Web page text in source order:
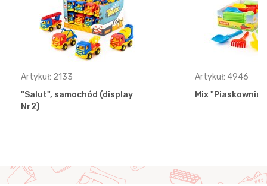
Artykuł: 2133
"Salut", samochód (display
Nr2)
Artykuł: 4946
Mix